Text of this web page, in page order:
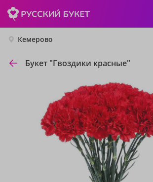
Кемерово
Букет "Гвоздики красные"